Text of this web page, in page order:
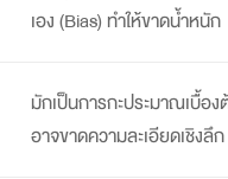
เอง (Bias) ทำให้ขาดน้ำหนัก
มักเป็นการกะประมาณเบื้อง
อาจขาดความละเอียดเชิงลึก